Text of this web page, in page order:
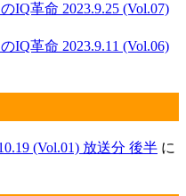
IQ革命 2023.9.25 (Vol.07)
IQ革命 2023.9.11 (Vol.06)
(Vol.01) 放送分 後半 に